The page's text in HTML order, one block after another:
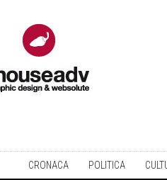
CRONACA POLITICA